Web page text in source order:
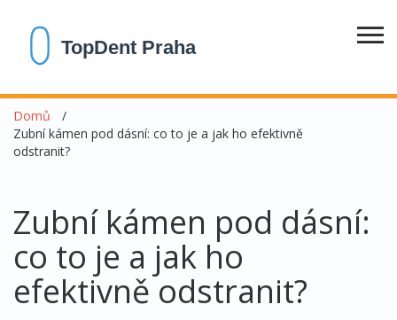
Domů
Zubní kámen pod dásní: co to je a jak ho efektivně
odstranit?
Zubní kámen pod dásní:
co to je a jak ho
efektivně odstranit?